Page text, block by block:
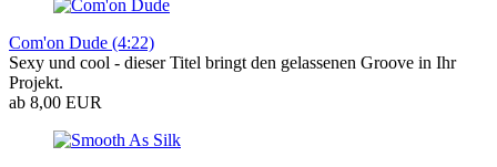
Com'on Dude (4:22)
Sexy und cool - dieser Titel bringt den gelassenen Groove in Ihr
Projekt.
ab 8,00 EUR